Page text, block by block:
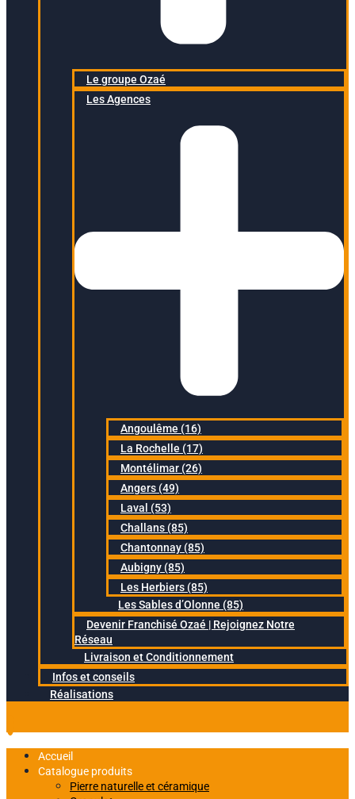
Le groupe Ozaé
Les Agences
Angoulême (16)
La Rochelle (17)
Montélimar (26)
Angers (49)
Laval (53)
Challans (85)
Chantonnay (85)
Aubigny (85)
Les Herbiers (85)
Les Sables d’Olonne (85)
Devenir Franchisé Ozaé | Rejoignez Notre
Réseau
Livraison et Conditionnement
Infos et conseils
Réalisations
Accueil
Catalogue produits
Pierre naturelle et céramique